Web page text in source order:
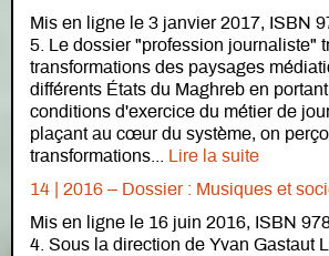
Mis en ligne le 3 janvier 2017, ISBN
5. Le dossier "profession journaliste"
transformations des paysages
différents États du Maghreb en
conditions d'exercice du métier de
plaçant au cœur du système, on
transformations...
Lire la suite
14 | 2016 – Dossier : Musiques et
Mis en ligne le 16 juin 2016, ISBN
4. Sous la direction de Yvan Gastaut